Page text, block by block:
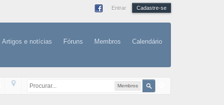
Entrar Cadastre-se
Artigos e notícias Fóruns Membros Calendário
Membros